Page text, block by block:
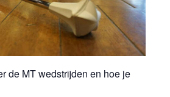
de MT wedstrijden en hoe je